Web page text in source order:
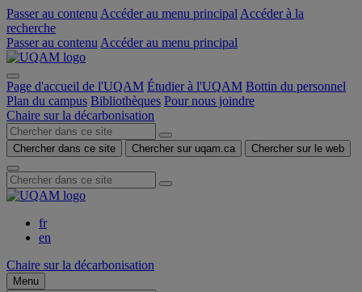
Passer au contenu Accéder au menu principal Accéder à la
recherche
Passer au contenu Accéder au menu principal
Page d'accueil de l'UQAM Étudier à l'UQAM Bottin du personnel
Plan du campus Bibliothèques Pour nous joindre
Chaire sur la décarbonisation
Chercher dans ce site Chercher sur uqam.ca Chercher sur le web
fr
en
Chaire sur la décarbonisation
Menu